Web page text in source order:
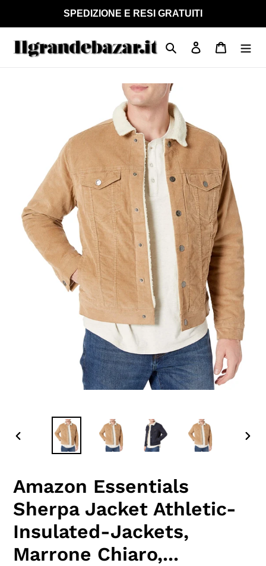
contenuti
SPEDIZIONE E RESI GRATUITI
Cerca Accedi Carrello
Amazon Essentials
Sherpa Jacket Athletic-
Insulated-Jackets,
Marrone Chiaro,...